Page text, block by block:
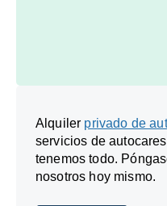
Alquiler privado de
servicios de
tenemos todo.
nosotros hoy mismo.